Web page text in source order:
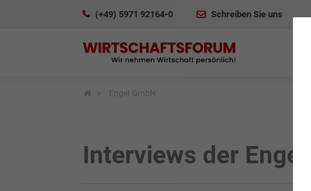
(+49) 5971 92164-0 Schreiben Sie uns
Engel GmbH
Interviews der Engel